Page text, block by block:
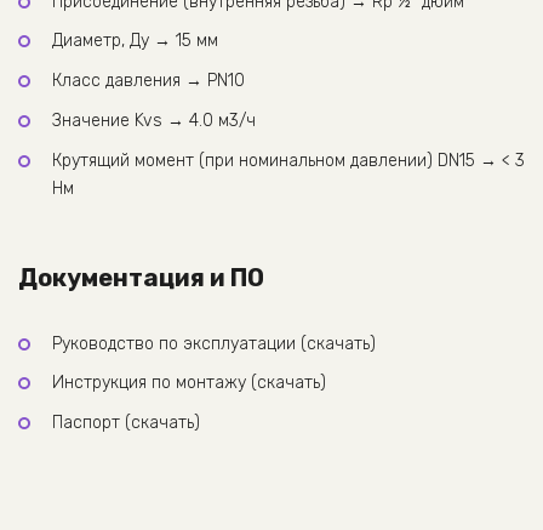
Диаметр, Ду → 15 мм
Класс давления → PN10
Значение Kvs → 4.0 м3/ч
Крутящий момент (при номинальном давлении) DN15 → < 3
Нм
Документация и ПО
Руководство по эксплуатации (скачать)
Инструкция по монтажу (скачать)
Паспорт (скачать)